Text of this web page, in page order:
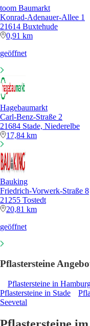
toom Baumarkt
Konrad-Adenauer-Allee 1
21614 Buxtehude
0,91 km
geöffnet
Hagebaumarkt
Carl-Benz-Straße 2
21684 Stade, Niederelbe
17,84 km
Bauking
Friedrich-Vorwerk-Straße 8
21255 Tostedt
20,81 km
geöffnet
Pflastersteine
Pflastersteine in
Pflastersteine in Stade
Seevetal